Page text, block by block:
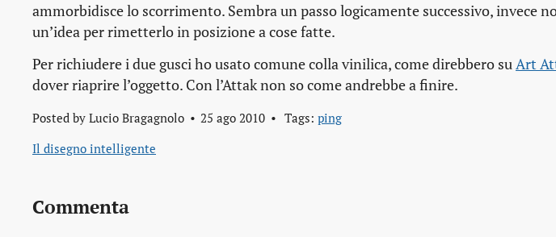
ammorbidisce lo scorrimento. Sembra un passo logicamente successivo, invece
un’idea per rimetterlo in posizione a cose fatte.
Per richiudere i due gusci ho usato comunecolla vinilica, come direbbero su Art
dover riaprire l’oggetto. Con l’Attak non so come andrebbe a finire.
Posted by Lucio Bragagnolo 25 ago 2010 Tags: ping
Il disegno intelligente
Commenta